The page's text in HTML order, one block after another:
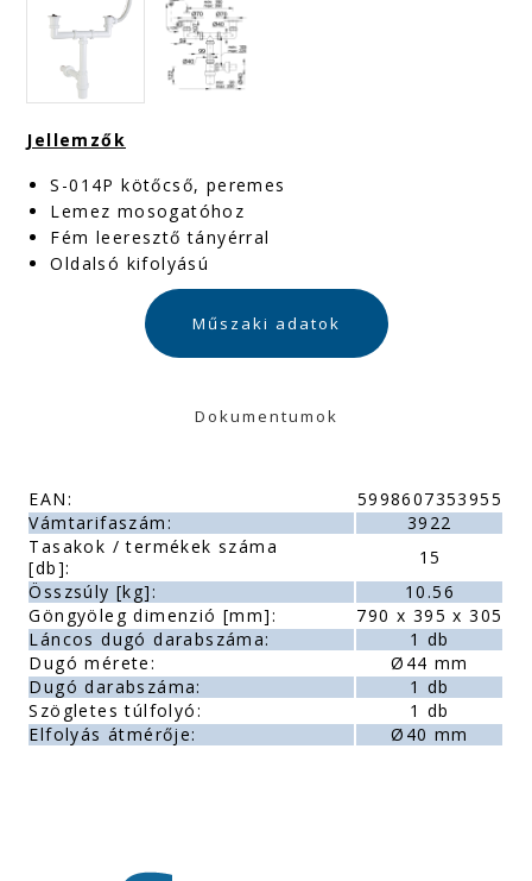
Jellemzők
S-014P kötőcső, peremes
Lemez mosogatóhoz
Fém leeresztő tányérral
Oldalsó kifolyású
Műszaki adatok
Dokumentumok
EAN:
5998607353955
Vámtarifaszám:
3922
Tasakok / termékek száma
[db]:
15
Összsúly [kg]:
10.56
Göngyöleg dimenzió [mm]:
790 x 395 x 305
Láncos dugó darabszáma:
1 db
Dugó mérete:
Ø44 mm
Dugó darabszáma:
1 db
Szögletes túlfolyó:
1 db
Elfolyás átmérője:
Ø40 mm